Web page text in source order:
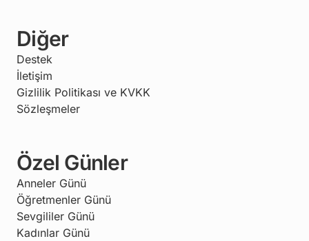
Diğer
Destek
İletişim
Gizlilik Politikası ve KVKK
Sözleşmeler
Özel Günler
Anneler Günü
Öğretmenler Günü
Sevgililer Günü
Kadınlar Günü